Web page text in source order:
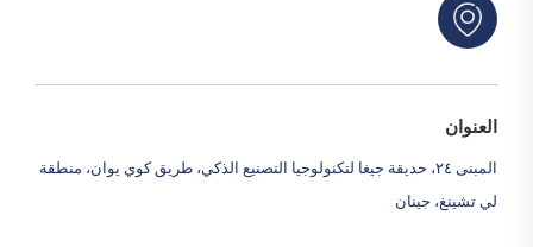
العنوان
المبنى ٢٤، حديقة جيغا لتكنولوجيا التصنيع الذكي، طريق كوي يوان، منطقة
لي تشينغ، جينان